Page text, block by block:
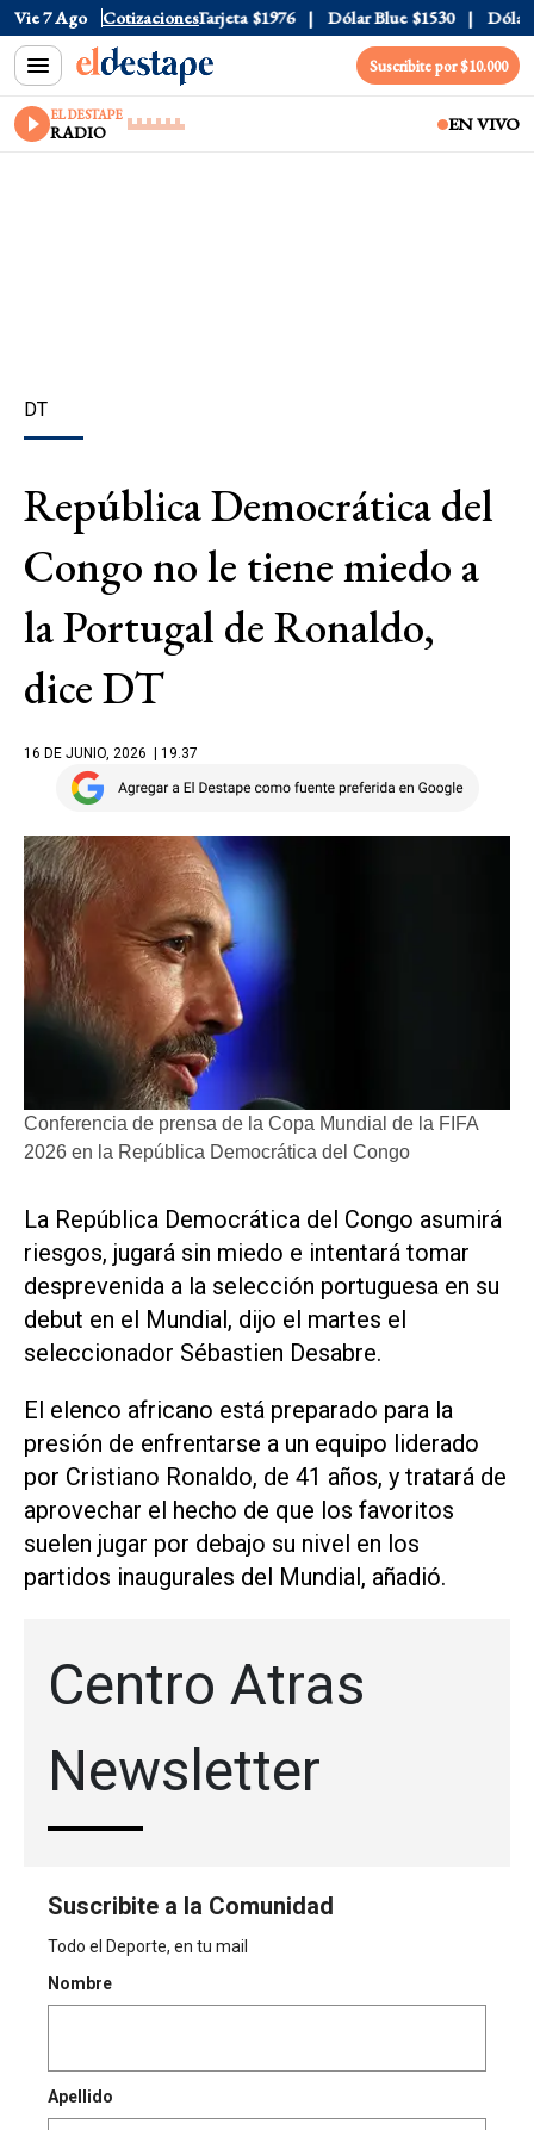
Vie 7 Ago Cotizaciones
$1520 Dólar Tarjeta $1976 Dólar Blue $1530 Dólar
Suscribite por $10.000
EL DESTAPE
RADIO EN VIVO
DT
República Democrática del
Congo no le tiene miedo a
la Portugal de Ronaldo,
dice DT
16 DE JUNIO, 2026 | 19.37
Conferencia de prensa de la Copa Mundial de la FIFA
2026 en la República Democrática del Congo
La República Democrática del Congo asumirá
riesgos, jugará sin miedo ‌e intentará tomar
‌desprevenida a la selección portuguesa en su
debut en el Mundial, dijo el martes el
seleccionador Sébastien Desabre.
El elenco africano está preparado para la
presión de enfrentarse a un equipo liderado
por ​Cristiano Ronaldo, de ⁠41 años, y tratará de
aprovechar ‌el hecho de que los ⁠favoritos
suelen jugar por ⁠debajo su nivel en los
partidos inaugurales del Mundial, añadió.